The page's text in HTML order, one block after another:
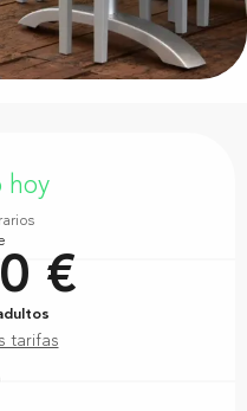
hoy
€
tarifas
animales